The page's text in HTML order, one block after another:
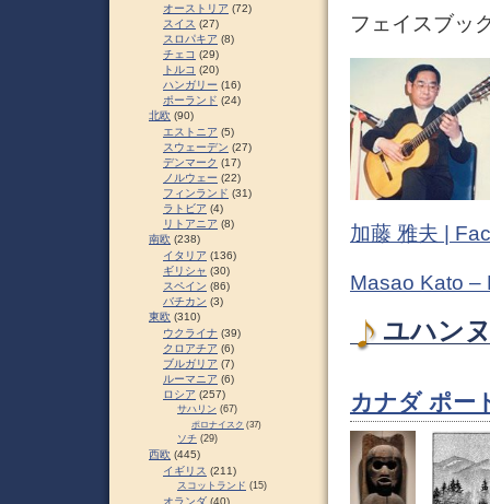
フェイスブッ
加藤 雅夫 |
Masao Kato –
ユハン
カナダ ポー
オーストリア (72)
スイス (27)
スロパキア (8)
チェコ (29)
トルコ (20)
ハンガリー (16)
ポーランド (24)
北欧 (90)
エストニア (5)
スウェーデン (27)
デンマーク (17)
ノルウェー (22)
フィンランド (31)
ラトビア (4)
リトアニア (8)
南欧 (238)
イタリア (136)
ギリシャ (30)
スペイン (86)
バチカン (3)
東欧 (310)
ウクライナ (39)
クロアチア (6)
ブルガリア (7)
ルーマニア (6)
ロシア (257)
サハリン (67)
ポロナイスク (37)
ソチ (29)
西欧 (445)
イギリス (211)
スコットランド (15)
オランダ (40)